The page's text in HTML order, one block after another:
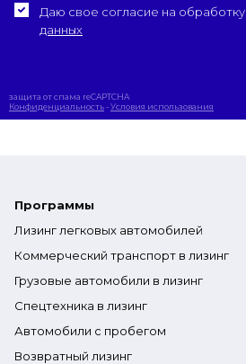
Даю свое согласие на обработку
данных
защита от спама reCAPTCHA
Конфиденциальность-Условия использования
Программы
Лизинг легковых автомобилей
Коммерческий транспорт в лизинг
Грузовые автомобили в лизинг
Спецтехника в лизинг
Автомобили с пробегом
Возвратный лизинг